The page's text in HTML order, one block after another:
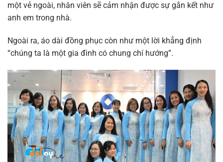
một vẻ ngoài, nhân viên sẽ cảm nhận được sự gắn kết như
anh em trong nhà.
Ngoài ra, áo dài đồng phục còn như một lời khẳng định
“chúng ta là một gia đình có chung chí hướng”.